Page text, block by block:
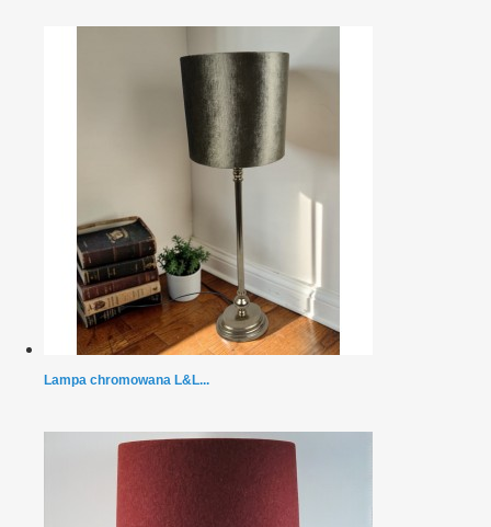
Lampa chromowana L&L...